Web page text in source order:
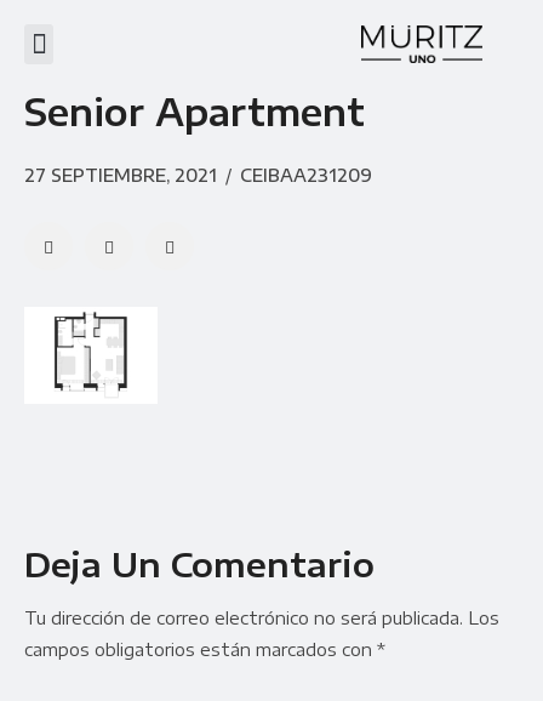
Senior Apartment
27 SEPTIEMBRE, 2021 / CEIBAA231209
Deja Un Comentario
Tu dirección de correo electrónico no será publicada. Los
campos obligatorios están marcados con *